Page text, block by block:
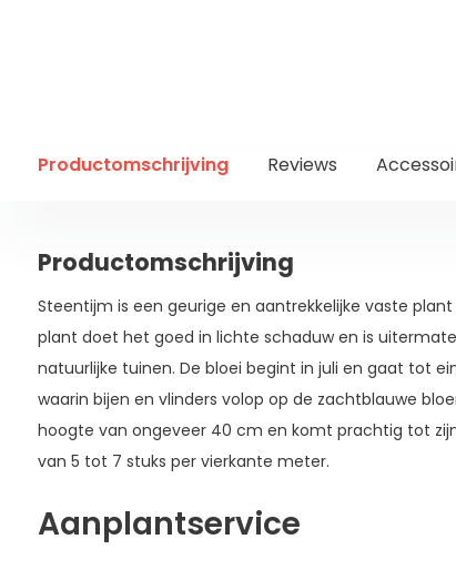
Productomschrijving Reviews
Productomschrijving
Steentijm is een geurige en aantrekkelijke vaste
plant doet het goed in lichte schaduw en is
natuurlijke tuinen. De bloei begint in juli en gaat tot
waarin bijen en vlinders volop op de zachtblauwe
hoogte van ongeveer 40 cm en komt prachtig tot
van 5 tot 7 stuks per vierkante meter.
Aanplantservice